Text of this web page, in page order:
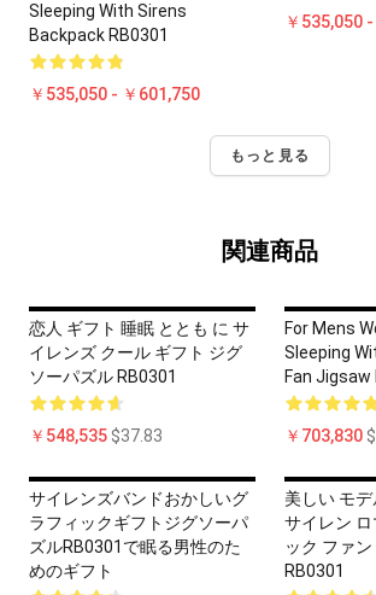
Sleeping With Sirens
Backpack RB0301
￥535,050 - ￥601,750
￥535,050
もっと見る
関連商品
恋人 ギフト 睡眠 ととも に サ
イレンズ クール ギフト ジグ
ソーパズル RB0301
￥548,535$37.83
For Mens
Sleeping
Fan Jigsaw
￥703,830
サイレンズバンドおかしいグ
ラフィックギフトジグソーパ
ズルRB0301で眠る男性のた
めのギフト
美しい モ
サイレン
ック ファ
RB0301